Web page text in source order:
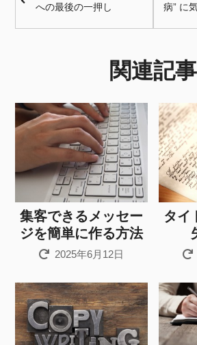
への最後の一押し
病” に
関連記事
集客できるメッセー
ジを簡単に作る方法
2025年6月12日
タイ